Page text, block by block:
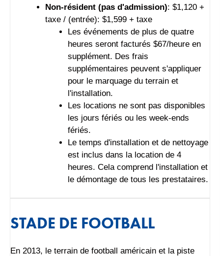
Non-résident (pas d'admission): $1,120 +
taxe / (entrée): $1,599 + taxe
Les événements de plus de quatre
heures seront facturés $67/heure en
supplément. Des frais
supplémentaires peuvent s'appliquer
pour le marquage du terrain et
l'installation.
Les locations ne sont pas disponibles
les jours fériés ou les week-ends
fériés.
Le temps d'installation et de nettoyage
est inclus dans la location de 4
heures. Cela comprend l'installation et
le démontage de tous les prestataires.
STADE DE FOOTBALL
En 2013, le terrain de football américain et la piste